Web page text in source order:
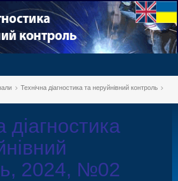
Технічна діагностика та неруйнівний контроль
діагностика
2024, №02